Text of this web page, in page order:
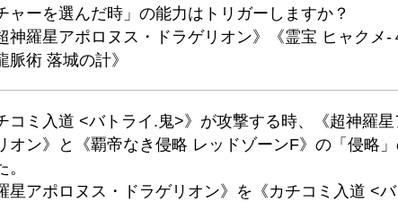
ャーを選んだ時」の能力はトリガーしますか？
神羅星アポロヌス・ドラゲリオン》《霊宝 ヒャクメ-
脈術 落城の計》
コミ入道 <バトライ.鬼>》が攻撃する時、《超神羅星
オン》と《覇帝なき侵略 レッドゾーンF》の「侵略
星アポロヌス・ドラゲリオン》を《カチコミ入道 <